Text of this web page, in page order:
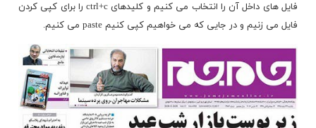
فایل های داخل آن را انتخاب می کنیم و کلیدهای ctrl+c را برای کپی کردن
فایل می زنیم و در جایی که می خواهیم کپی کنیم paste می کنیم.